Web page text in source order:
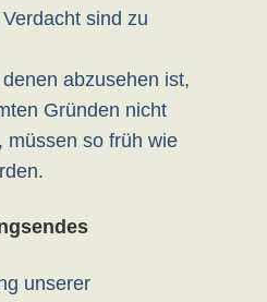
sind zu
abzusehen ist,
Gründen nicht
müssen so früh wie
unserer